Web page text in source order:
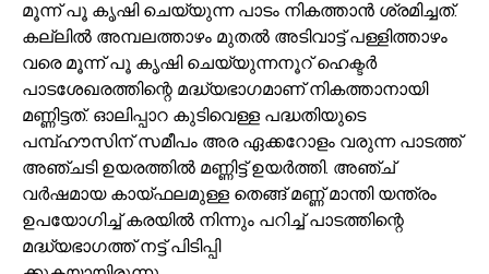
മൂന്ന് പൂ കൃഷി ചെയ്യുന്ന പാടം നികത്താൻ ശ്രമിച്ചത്.
കല്ലിൽ അമ്പലത്താഴം മുതൽ അടിവാട്ട് പള്ളിത്താഴം
വരെ മൂന്ന് പൂ കൃഷി ചെയ്യുന്നനൂറ് ഹെക്ടർ
പാടശേഖരത്തിന്റെ മദ്ധ്യഭാഗമാണ് നികത്താനായി
മണ്ണിട്ടത്. ഓലിപ്പാറ കുടിവെള്ള പദ്ധതിയുടെ
പമ്പ്ഹൗസിന് സമീപം അര ഏക്കറോളം വരുന്ന പാടത്ത്
അഞ്ചടി ഉയരത്തിൽ മണ്ണിട്ട് ഉയർത്തി. അഞ്ച്
വർഷമായ കായ്ഫലമുള്ള തെങ്ങ് മണ്ണ് മാന്തി യന്ത്രം
ഉപയോഗിച്ച് കരയിൽ നിന്നും പറിച്ച് പാടത്തിന്റെ
മദ്ധ്യഭാഗത്ത് നട്ട് പിടിപ്പി